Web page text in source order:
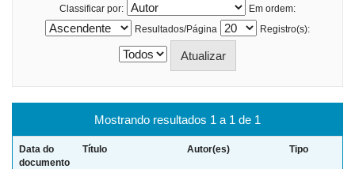
Classificar por:
Em ordem:
Resultados/Página
Registro(s):
Mostrando resultados 1 a 1 de 1
Data do
documento
Título Autor(es) Tipo